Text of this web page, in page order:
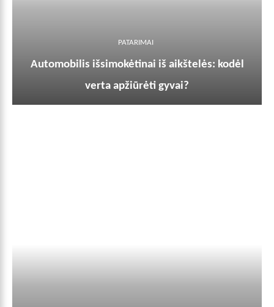
PATARIMAI
Automobilis išsimokėtinai iš aikštelės: kodėl
verta apžiūrėti gyvai?